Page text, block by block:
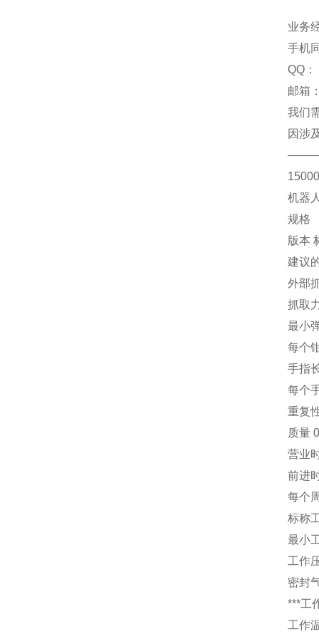
业务
手机
QQ：
邮箱
我们
因涉
机器
规格
版本
建议
外部
抓取
最小
每个
手指
每个
重复
质量
营业
前进
每个
标称
最小
工作
密封
***工
工作